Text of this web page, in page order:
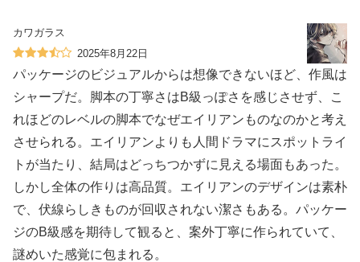
カワガラス
2025年8月22日
パッケージのビジュアルからは想像できないほど、作風は
シャープだ。脚本の丁寧さはB級っぽさを感じさせず、こ
れほどのレベルの脚本でなぜエイリアンものなのかと考え
させられる。エイリアンよりも人間ドラマにスポットライ
トが当たり、結局はどっちつかずに見える場面もあった。
しかし全体の作りは高品質。エイリアンのデザインは素朴
で、伏線らしきものが回収されない潔さもある。パッケー
ジのB級感を期待して観ると、案外丁寧に作られていて、
謎めいた感覚に包まれる。